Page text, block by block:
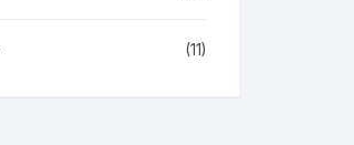
(11)